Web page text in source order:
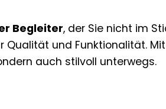
Begleiter, der Sie nicht im
und Funktionalität.
auch stilvoll unterwegs.